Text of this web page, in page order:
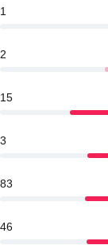
1
2
15
3
83
46